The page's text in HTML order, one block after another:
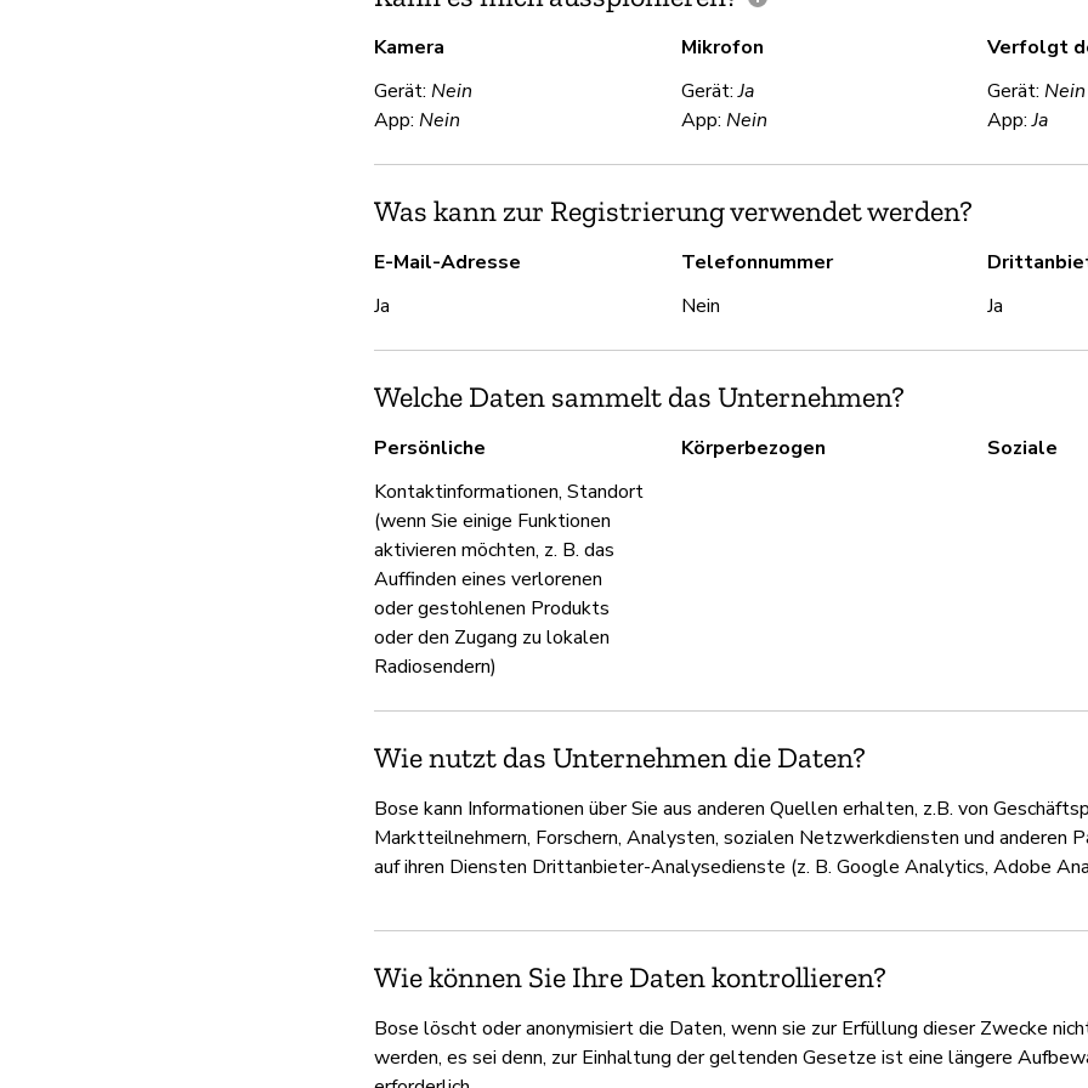
Kamera
Gerät: Nein
App: Nein
Mikrofon
Gerät:Ja
App: Nein
Verfolgt
Gerät:Nein
App:Ja
Was kann zur Registrierung verwendet werden?
E-Mail-Adresse
Ja
Telefonnummer
Nein
Ja
Welche Daten sammelt das Unternehmen?
Persönliche
Kontaktinformationen, Standort
(wenn Sie einige Funktionen
aktivieren möchten, z. B. das
Auffinden eines verlorenen
oder gestohlenen Produkts
oder den Zugang zu lokalen
Radiosendern)
Körperbezogen Soziale
Wie nutzt das Unternehmen die Daten?
Bose kann Informationen über Sie aus anderen Quellen erhalten, z.B. von
Marktteilnehmern, Forschern, Analysten, sozialen Netzwerkdiensten und anderen
auf ihren Diensten Drittanbieter-Analysedienste (z. B. Google Analytics, Adobe
Wie können Sie Ihre Daten kontrollieren?
Bose löscht oder anonymisiert die Daten, wenn sie zur Erfüllung dieser Zwecke
werden, es sei denn, zur Einhaltung der geltenden Gesetze ist eine längere